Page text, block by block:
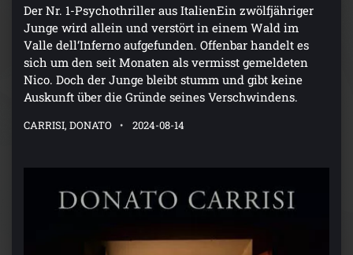
Der Nr. 1-Psychothriller aus ItalienEin zwölfjähriger
Junge wird allein und verstört in einem Wald im
Valle dell‘Inferno aufgefunden. Offenbar handelt es
sich um den seit Monaten als vermisst gemeldeten
Nico. Doch der Junge bleibt stumm und gibt keine
Auskunft über die Gründe seines Verschwindens.
CARRISI, DONATO 2024-08-14